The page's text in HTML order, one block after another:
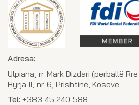
Adresa:
Ulpiana, rr. Mark Dizdari (përballë
Hyrja II, nr. 6, Prishtinë, Kosovë
Tel: +383 45 240 588